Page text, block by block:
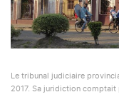
Le tribunal judiciaire
2017. Sa juridiction comptait